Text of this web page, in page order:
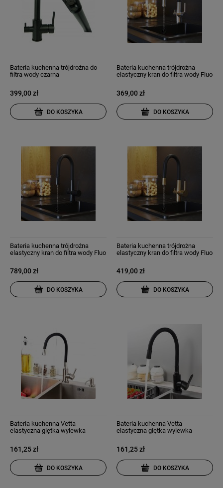
Bateria kuchenna trójdrożna do
filtra wody czarna
399,00 zł
DO KOSZYKA
Bateria kuchenna trójdrożna
elastyczny kran do filtra wody Fluo
369,00 zł
DO KOSZYKA
Bateria kuchenna trójdrożna
elastyczny kran do filtra wody Fluo
789,00 zł
DO KOSZYKA
Bateria kuchenna trójdrożna
elastyczny kran do filtra wody Fluo
419,00 zł
DO KOSZYKA
Bateria kuchenna Vetta
elastyczna giętka wylewka
161,25 zł
DO KOSZYKA
Bateria kuchenna Vetta
elastyczna giętka wylewka
161,25 zł
DO KOSZYKA